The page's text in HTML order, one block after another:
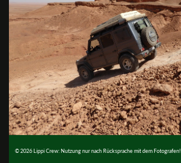
© 2026 Lippi Crew: Nutzung nur nach Rücksprache mit dem Fotografen!
© 2026 Lippi Crew: Nutzung nur nach Rücksprache mit dem Fotografen!